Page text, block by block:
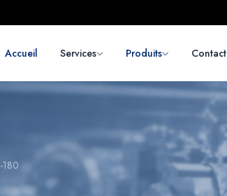
Accueil Services Produits Contact
180